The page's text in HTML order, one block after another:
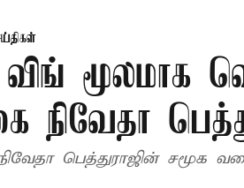
மூலமாக
நிவேதா
பெத்துராஜின் சமூக